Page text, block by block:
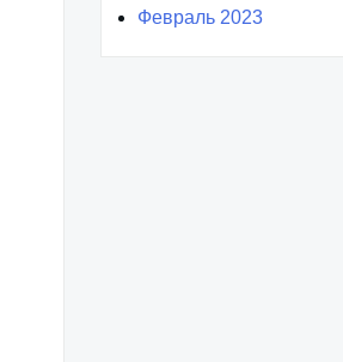
Февраль 2023